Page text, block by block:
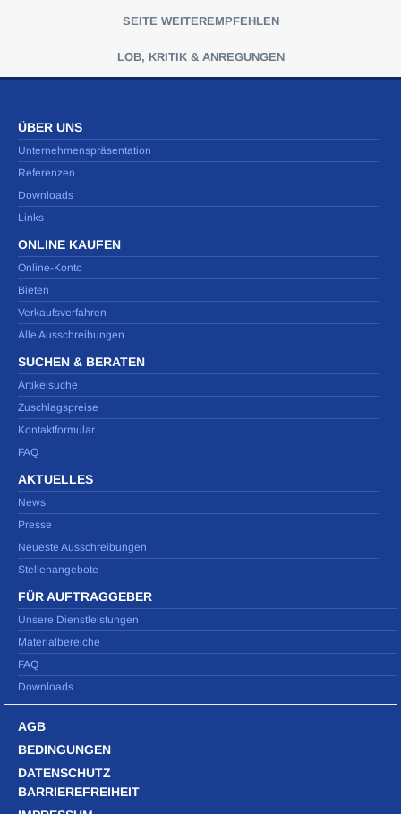
SEITE WEITEREMPFEHLEN
LOB, KRITIK & ANREGUNGEN
ÜBER UNS
Unternehmenspräsentation
Referenzen
Downloads
Links
ONLINE KAUFEN
Online-Konto
Bieten
Verkaufsverfahren
Alle Ausschreibungen
SUCHEN & BERATEN
Artikelsuche
Zuschlagspreise
Kontaktformular
FAQ
AKTUELLES
News
Presse
Neueste Ausschreibungen
Stellenangebote
FÜR AUFTRAGGEBER
Unsere Dienstleistungen
Materialbereiche
FAQ
Downloads
AGB
BEDINGUNGEN
DATENSCHUTZ
BARRIEREFREIHEIT